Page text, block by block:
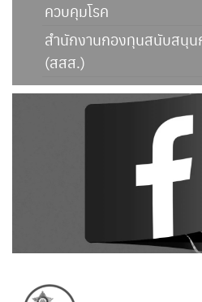
ควบคุมโรค
สำนักงานกองทุนสนับสนุน
(สสส.)